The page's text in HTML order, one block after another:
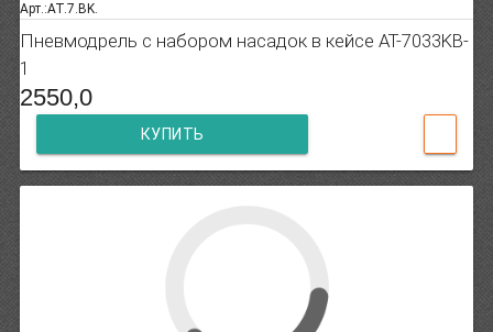
Арт.:AT.7.BK.
Пневмодрель с набором насадок в кейсе AT-7033KB-
1
2550,0
КУПИТЬ